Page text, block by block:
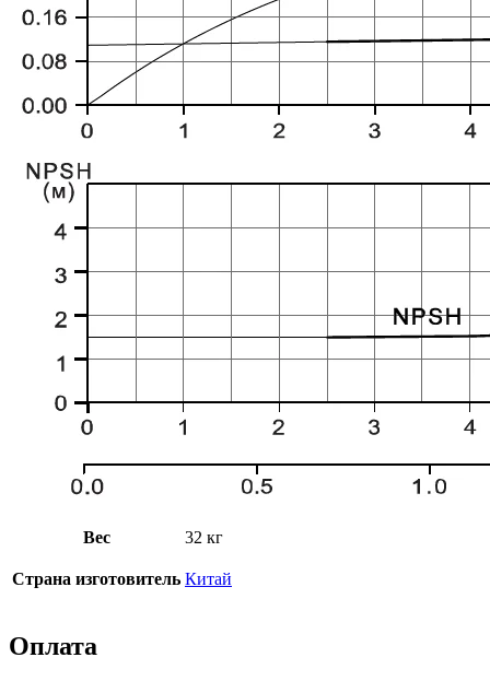
Вес 32 кг
Страна изготовитель Китай
Оплата